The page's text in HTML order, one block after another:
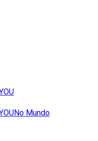
No Mundo